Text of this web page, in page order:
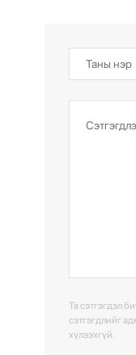
Та сэтгэгдэл
сэтгэгдлийг
хүлээхгүй.